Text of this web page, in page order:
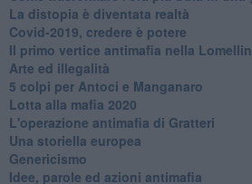
​La distopia è diventata realtà
Covid-2019, credere è potere
Il primo vertice antimafia nella
Arte ed illegalità
​5 colpi per Antoci e Manganaro
Lotta alla mafia 2020
L'operazione antimafia di Gratteri
Una storiella europea
Genericismo
Idee, parole ed azioni antimafia